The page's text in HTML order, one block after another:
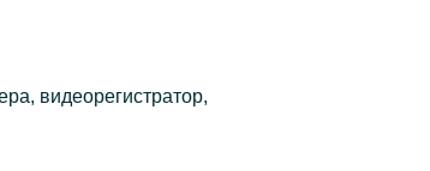
видеорегистратор,